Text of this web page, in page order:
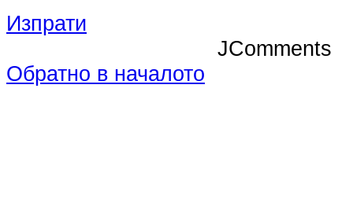
Изпрати
JComments
Обратно в началото